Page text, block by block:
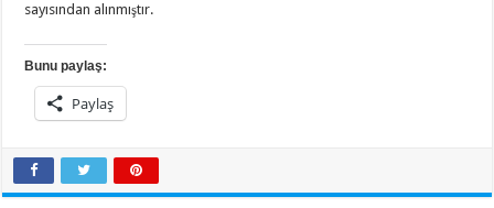
sayısından alınmıştır.
Bunu paylaş:
Paylaş